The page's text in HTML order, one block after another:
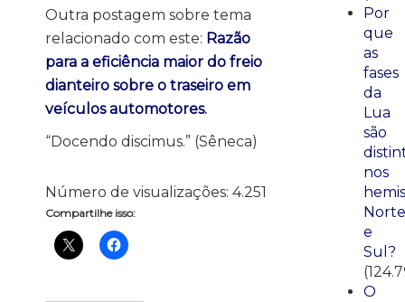
Outra postagem sobre tema
relacionado com este: Razão
para a eficiência maior do freio
dianteiro sobre o traseiro em
veículos automotores.
“Docendo discimus.” (Sêneca)
Número de visualizações: 4.251
Compartilhe isso:
Por
que
as
fases
da
Lua
são
nos
Norte
e
Sul?
O